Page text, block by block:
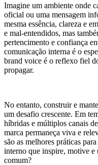
Imagine um ambiente onde
oficial ou uma mensagem
mesma essência, clareza e
e mal-entendidos, mas
pertencimento e confiança
comunicação interna é o
brand voice é o reflexo fiel
propagar.
No entanto, construir e
um desafio crescente. Em
híbridas e múltiplos canais
marca permaneça viva e
são as melhores práticas
interno que inspire, motive e
comum?